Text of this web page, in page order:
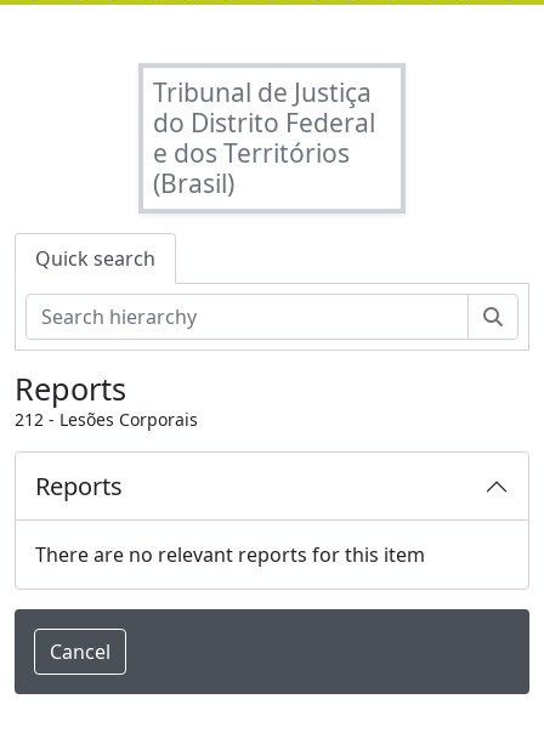
Tribunal de Justiça
do Distrito Federal
e dos Territórios
(Brasil)
Quick search
Reports
212 - Lesões Corporais
Reports
There are no relevant reports for this item
Cancel